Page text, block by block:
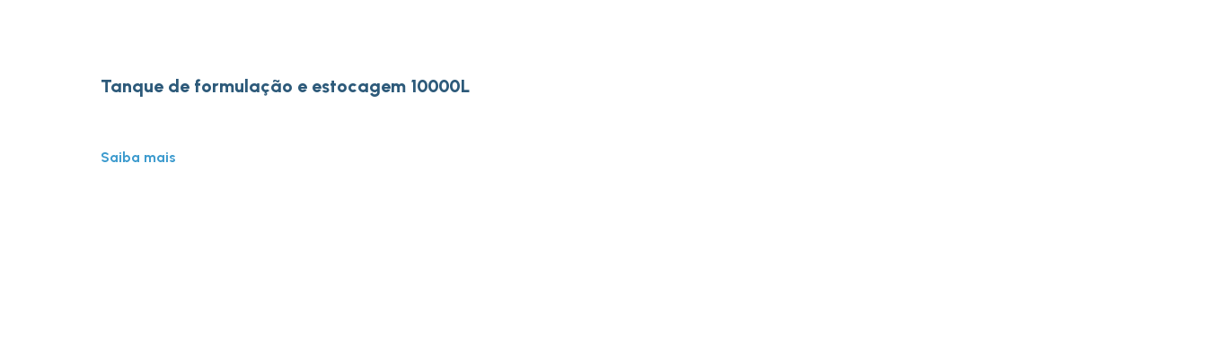
Tanque de formulação e estocagem 10000L
Saiba mais